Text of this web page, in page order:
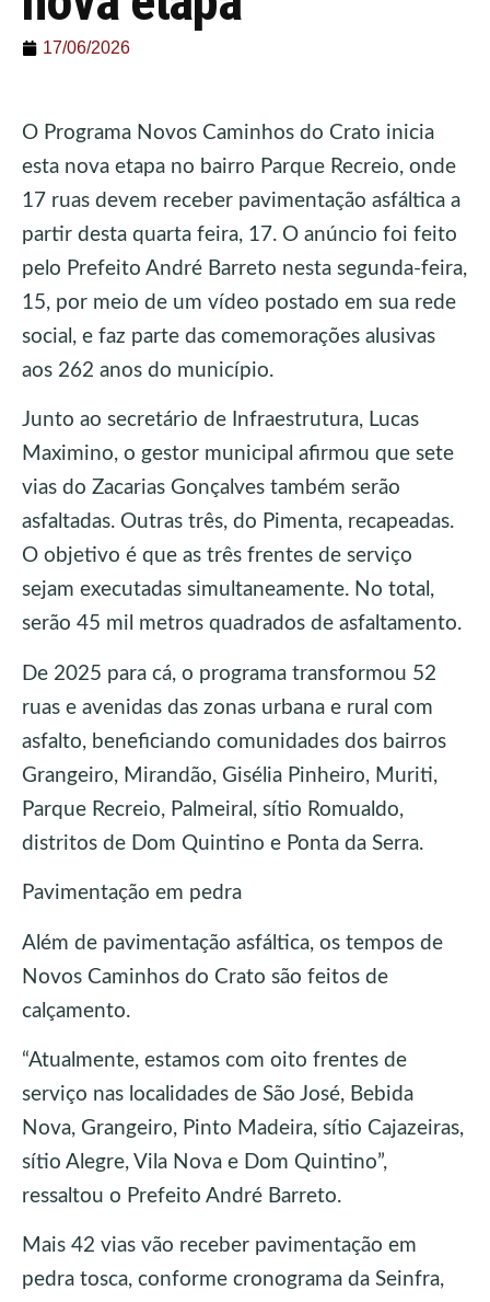
17/06/2026
O Programa Novos Caminhos do Crato inicia
esta nova etapa no bairro Parque Recreio, onde
17 ruas devem receber pavimentação asfáltica a
partir desta quarta feira, 17. O anúncio foi feito
pelo Prefeito André Barreto nesta segunda-feira,
15, por meio de um vídeo postado em sua rede
social, e faz parte das comemorações alusivas
aos 262 anos do município.
Junto ao secretário de Infraestrutura, Lucas
Maximino, o gestor municipal afirmou que sete
vias do Zacarias Gonçalves também serão
asfaltadas. Outras três, do Pimenta, recapeadas.
O objetivo é que as três frentes de serviço
sejam executadas simultaneamente. No total,
serão 45 mil metros quadrados de asfaltamento.
De 2025 para cá, o programa transformou 52
ruas e avenidas das zonas urbana e rural com
asfalto, beneficiando comunidades dos bairros
Grangeiro, Mirandão, Gisélia Pinheiro, Muriti,
Parque Recreio, Palmeiral, sítio Romualdo,
distritos de Dom Quintino e Ponta da Serra.
Pavimentação em pedra
Além de pavimentação asfáltica, os tempos de
Novos Caminhos do Crato são feitos de
calçamento.
“Atualmente, estamos com oito frentes de
serviço nas localidades de São José, Bebida
Nova, Grangeiro, Pinto Madeira, sítio Cajazeiras,
sítio Alegre, Vila Nova e Dom Quintino”,
ressaltou o Prefeito André Barreto.
Mais 42 vias vão receber pavimentação em
pedra tosca, conforme cronograma da Seinfra,